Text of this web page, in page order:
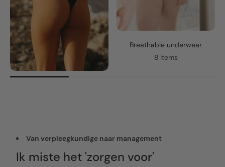
Breathable underwear
8 items
Van verpleegkundige naar management
Ik miste het 'zorgen voor'